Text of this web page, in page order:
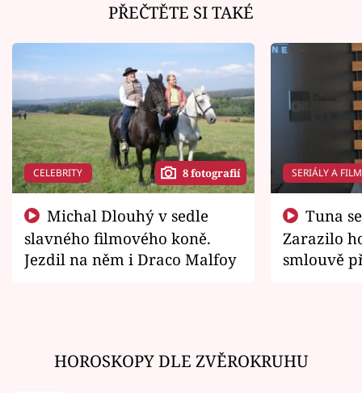
PŘEČTĚTE SI TAKÉ
CELEBRITY 8 fotografií
slavného filmového koně.
Jezdil na něm i Draco Malfoy
SERIÁLY A
Zarazilo
smlouvě
HOROSKOPY DLE ZVĚROKRUHU